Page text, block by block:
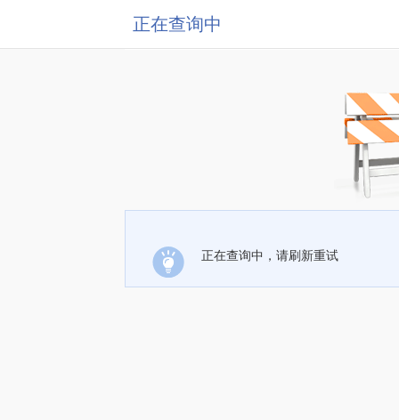
正在查询中
正在查询中，请刷新重试